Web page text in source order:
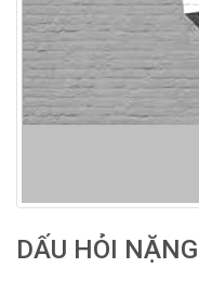
DẤU HỎI NẶNG